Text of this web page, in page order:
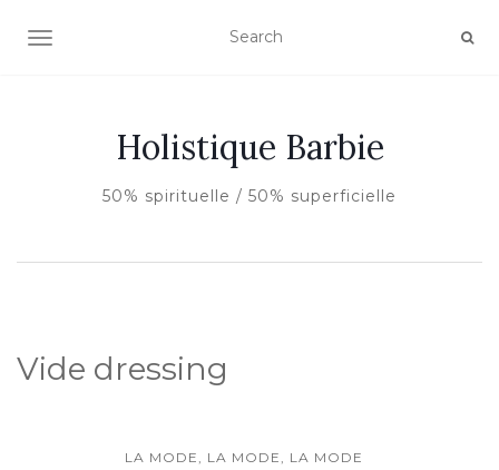
AFFICHER/MASQUER LA NAVIGATION
Holistique Barbie
50% spirituelle / 50% superficielle
Vide dressing
LA MODE, LA MODE, LA MODE